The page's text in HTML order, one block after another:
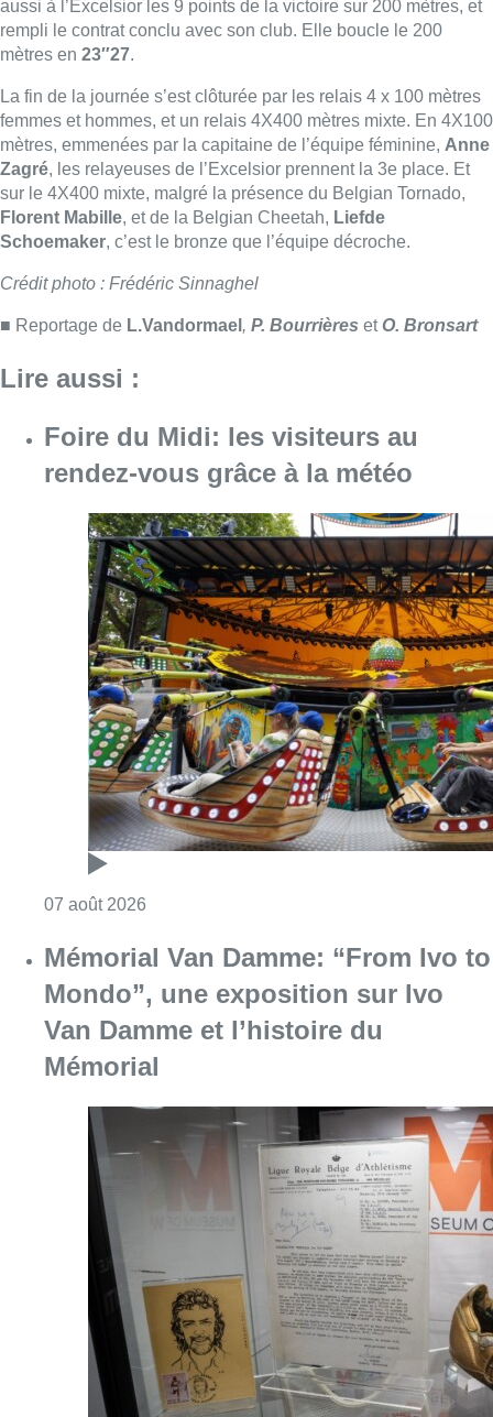
■ Reportage deL.Vandormael,P. Bourrièreset O. Bronsart
Lire aussi :
Foire du Midi: les visiteurs au
rendez-vous grâce à la météo
07 août 2026 Consulter l'article "Foire du Midi: les
Mémorial Van Damme: “From Ivo to
Mondo”, une exposition sur Ivo
Van Damme et l’histoire du
Mémorial
07 août 2026 Consulter l'article "Mémorial Van Damme:
“La tactique doit être claire, c’est le
plus important”: Mark van Bommel
dévoile sa philosophie pour les
Diables rouges